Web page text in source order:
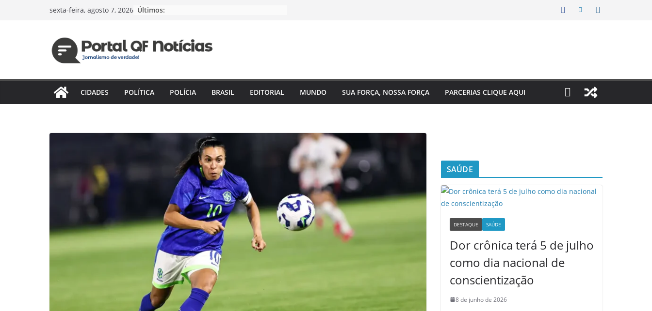
sexta-feira, agosto 7, 2026 Últimos:
CIDADES POLÍTICA POLÍCIA BRASIL EDITORIAL MUNDO SUA FORÇA, NOSSA FORÇA PARCERIAS CLIQUE AQUI
SAÚDE
DESTAQUE SAÚDE
Dor crônica terá 5 de julho
como dia nacional de
conscientização
8 de junho de 2026